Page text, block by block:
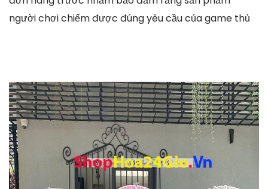
người chơi chiếm được đúng yêu cầu của game thủ